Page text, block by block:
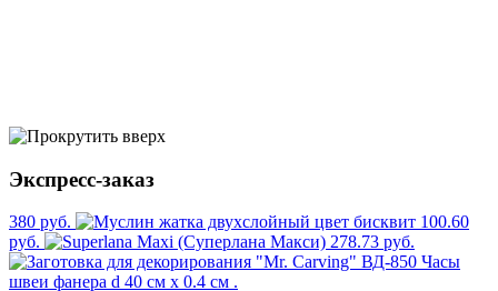
Экспресс-заказ
380 руб.
100.60
руб.
278.73 руб.